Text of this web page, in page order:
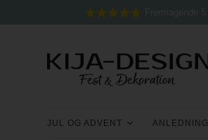
JUL OG ADVENT ANLEDNING